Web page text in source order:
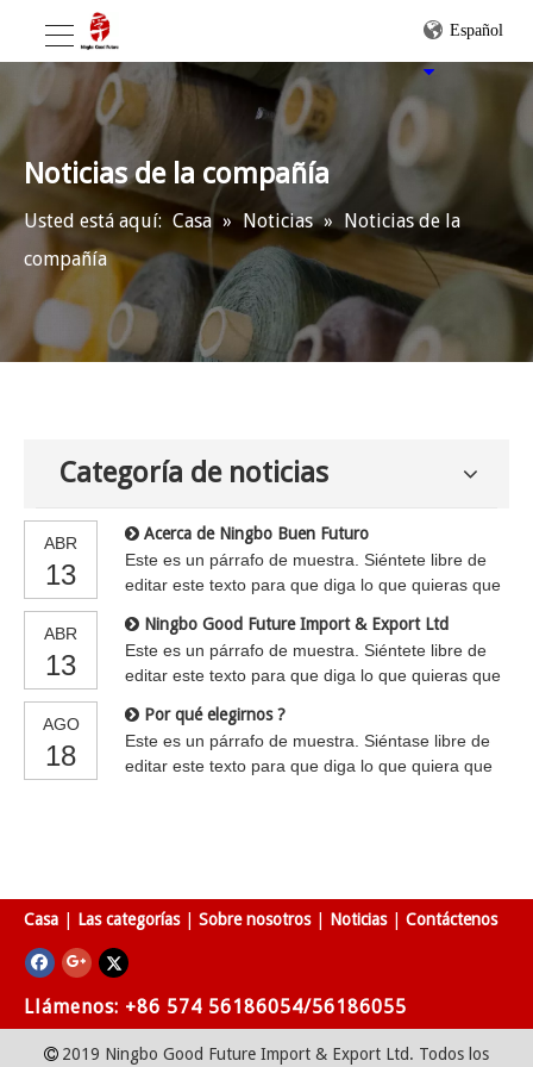
Español
Noticias de la compañía
Usted está aquí: Casa » Noticias » Noticias de la
compañía
Categoría de noticias
ABR
13
Acerca de Ningbo Buen Futuro
Este es un párrafo de muestra. Siéntete libre de
editar este texto para que diga lo que quieras que
ABR
13
Ningbo Good Future Import & Export Ltd
Este es un párrafo de muestra. Siéntete libre de
editar este texto para que diga lo que quieras que
AGO
18
Por qué elegirnos ?
Este es un párrafo de muestra. Siéntase libre de
editar este texto para que diga lo que quiera que
Casa Las categorías Sobre nosotros Noticias Contáctenos
Llámenos: +86 574 56186054/56186055
 2019 Ningbo Good Future Import & Export Ltd. Todos los